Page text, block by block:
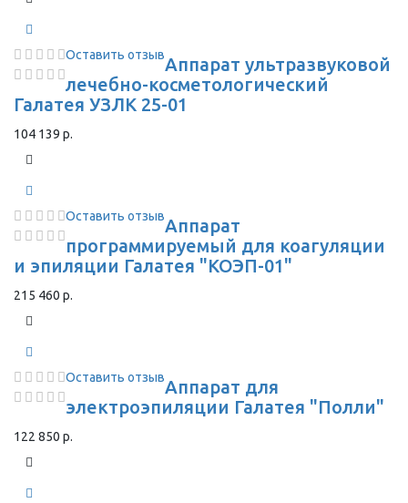
Оставить отзывАппарат ультразвуковой
лечебно-косметологический
Галатея УЗЛК 25-01
104 139 р.
Оставить отзывАппарат
программируемый для коагуляции
и эпиляции Галатея "КОЭП-01"
215 460 р.
Оставить отзывАппарат для
электроэпиляции Галатея "Полли"
122 850 р.